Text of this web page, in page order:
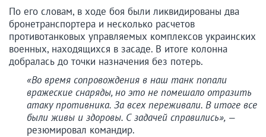
По его словам, в ходе боя были ликвидированы два
бронетранспортера и несколько расчетов
противотанковых управляемых комплексов украинских
военных, находящихся в засаде. В итоге колонна
добралась до точки назначения без потерь.
«Во время сопровождения в наш танк попали
вражеские снаряды, но это не помешало отразить
атаку противника. За всех переживали. В итоге все
были живы и здоровы. С задачей справились», —
резюмировал командир.